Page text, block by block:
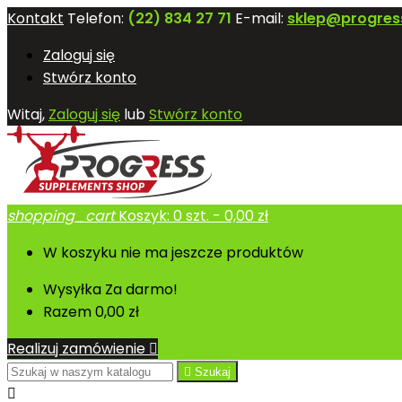
Kontakt Telefon: (22) 834 27 71 E-mail:
Zaloguj się
Stwórz konto
Witaj, Zaloguj się lubStwórz konto
shopping_cart Koszyk: 0szt. - 0,00 zł
W koszyku nie ma jeszcze produktów
Wysyłka Za darmo!
Razem0,00 zł
Realizuj zamówienie 
 Szukaj
